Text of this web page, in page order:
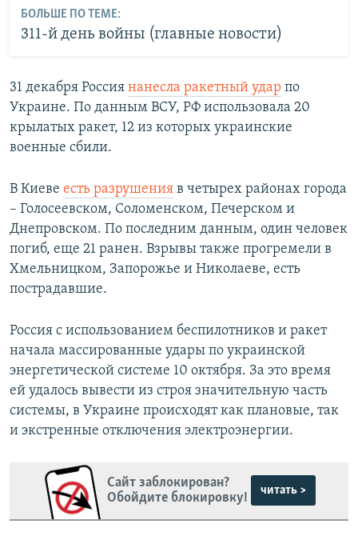
БОЛЬШЕ ПО ТЕМЕ:
311-й день войны (главные новости)
31 декабря Россия нанесла ракетный удар по
Украине. По данным ВСУ, РФ использовала 20
крылатых ракет, 12 из которых украинские
военные сбили.
В Киеве есть разрушения в четырех районах города
– Голосеевском, Соломенском, Печерском и
Днепровском. По последним данным, один человек
погиб, еще 21 ранен. Взрывы также прогремели в
Хмельницком, Запорожье и Николаеве, есть
пострадавшие.
Россия с использованием беспилотников и ракет
начала массированные удары по украинской
энергетической системе 10 октября. За это время
ей удалось вывести из строя значительную часть
системы, в Украине происходят как плановые, так
и экстренные отключения электроэнергии.
Сайт заблокирован?
Обойдите блокировку!
читать >